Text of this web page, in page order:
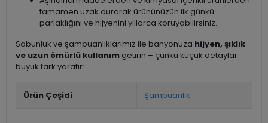
tamamen uzak durarak ürününüzün ilk günkü
parlaklığını ve hijyenini yıllarca koruyabilirsiniz.
Sabunluk ve şampuanlıklarımız ile banyonuza hijyen, şıklık
ve uzun ömürlü kullanım getirin – çünkü küçük detaylar
büyük fark yaratır!
Ürün Çeşidi Şampuanlık